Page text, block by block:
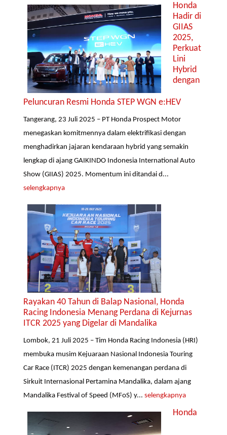
Honda
Hadir di
GIIAS
2025,
Perkuat
Lini
Hybrid
dengan
Peluncuran Resmi Honda STEP WGN e:HEV
Tangerang, 23 Juli 2025 – PT Honda Prospect Motor
menegaskan komitmennya dalam elektrifikasi dengan
menghadirkan jajaran kendaraan hybrid yang semakin
lengkap di ajang GAIKINDO Indonesia International Auto
Show (GIIAS) 2025. Momentum ini ditandai d...
selengkapnya
Rayakan 40 Tahun di Balap Nasional, Honda
Racing Indonesia Menang Perdana di Kejurnas
ITCR 2025 yang Digelar di Mandalika
Lombok, 21 Juli 2025 – Tim Honda Racing Indonesia (HRI)
membuka musim Kejuaraan Nasional Indonesia Touring
Car Race (ITCR) 2025 dengan kemenangan perdana di
Sirkuit Internasional Pertamina Mandalika, dalam ajang
Mandalika Festival of Speed (MFoS) y...selengkapnya
Honda